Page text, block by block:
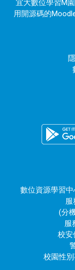
宜大數位學習M
用開源碼的
數位資源學習
服
(分
服
校安
校園性